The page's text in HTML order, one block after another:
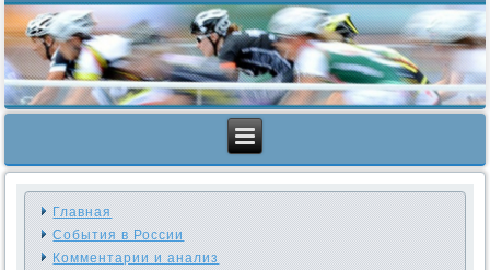
Главная
События в России
Комментарии и анализ